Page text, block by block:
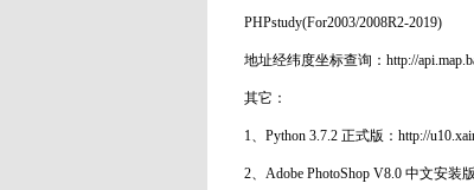
PHPstudy(For2003/2008R2-2019)
地址经纬度坐标查询： http://
其它：
1、Python 3.7.2 正式版： http://
2、Adobe PhotoShop V8.0 中文安装版